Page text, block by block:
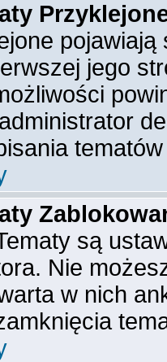
pojawiają
jego
są
Nie
w nich